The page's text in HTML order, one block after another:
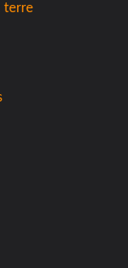
terre